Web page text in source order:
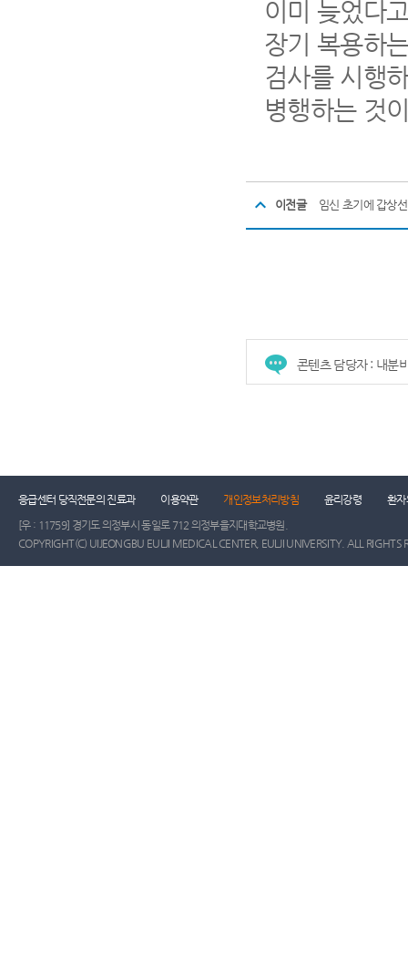
이미 늦었다
장기 복용하
검사를 시행
병행하는 것
이전글 임신 초기에 갑상
콘텐츠 담당자 : 내분
응급센터 당직전문의 진료과 이용약관 개인정보처리방침 윤리강령
환자
[우 : 11759] 경기도 의정부시 동일로 712 의정부을지대학교병원.
COPYRIGHT(C) UIJEONGBU EULJI MEDICAL CENTER, EULJI UNIVERSITY. ALL RIGHTS